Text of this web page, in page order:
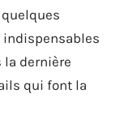
la dernière
qui font la